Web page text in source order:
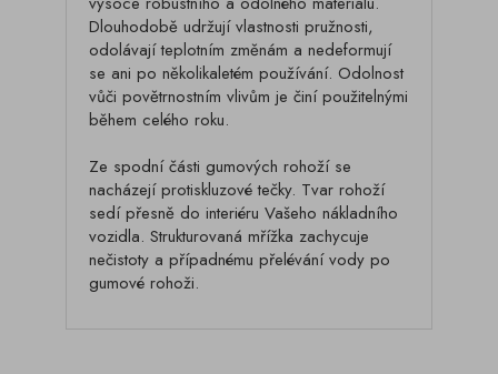
Dlouhodobě udržují vlastnosti pružnosti,
odolávají teplotním změnám a nedeformují
se ani po několikaletém používání. Odolnost
vůči povětrnostním vlivům je činí použitelnými
během celého roku.
Ze spodní části gumových rohoží se
nacházejí protiskluzové tečky. Tvar rohoží
sedí přesně do interiéru Vašeho nákladního
vozidla. Strukturovaná mřížka zachycuje
nečistoty a případnému přelévání vody po
gumové rohoži.